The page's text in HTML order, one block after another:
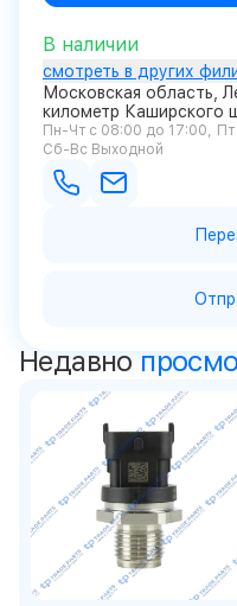
В наличии
смотреть в других
Московская область,
километр Каширского
Пн-Чт с 08:00 до 17:00
Сб-Вс Выходной
Недавно